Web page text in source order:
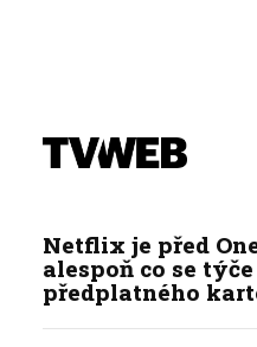
Netflix je před
alespoň co se
předplatného